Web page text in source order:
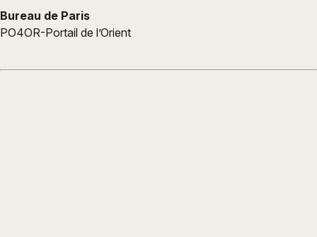
Bureau de Paris
PO4OR-Portail de l’Orient